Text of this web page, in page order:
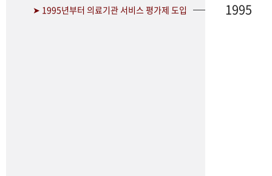
➤ 1995년부터 의료기관 서비스 평가제 도입 1995